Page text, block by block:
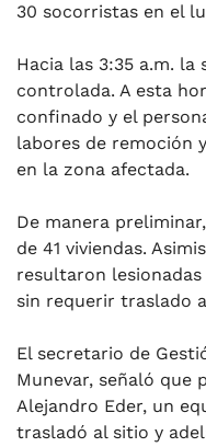
30 socorristas en el
Hacia las 3:35 a.m.
controlada. A esta
confinado y el
labores de remoción
en la zona afectada.
De manera
de 41 viviendas.
resultaron
sin requerir traslado
El secretario de
Munevar, señaló que
Alejandro Eder, un
trasladó al sitio y